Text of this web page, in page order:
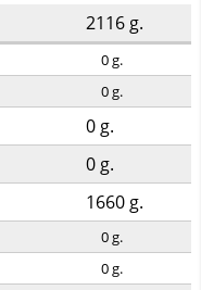
2116 g.
0g.
0g.
0 g.
0 g.
1660 g.
0g.
0g.